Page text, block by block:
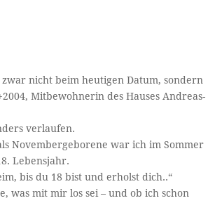
nicht beim heutigen Datum, sondern
Mitbewohnerin des Hauses Andreas-
verlaufen.
Novembergeborene war ich im Sommer
Lebensjahr.
bis du 18 bist und erholst dich..“
was mit mir los sei – und ob ich schon